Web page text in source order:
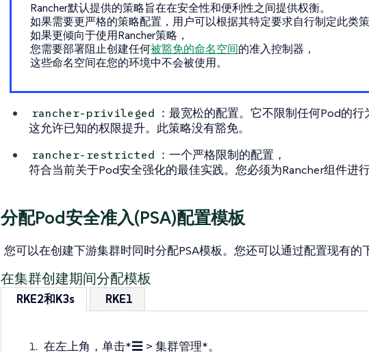
Rancher默认提供的策略旨在在安全性和便利性之间提供权衡。
如果需要更严格的策略配置，用户可以根据其特定要求自行制定此类
如果更倾向于使用Rancher策略，
您需要部署阻止创建任何被豁免的命名空间的准入控制器，
这些命名空间在您的环境中不会被使用。
rancher-privileged ：最宽松的配置。它不限制任何Pod的行
这允许已知的权限提升。此策略没有豁免。
rancher-restricted ：一个严格限制的配置，
符合当前关于Pod安全强化的最佳实践。您必须为Rancher组件进
分配Pod安全准入(PSA)配置模板
您可以在创建下游集群时同时分配PSA模板。您还可以通过配置现有的
在集群创建期间分配模板
RKE2和K3s RKE1
在左上角，单击*☰ > 集群管理*。